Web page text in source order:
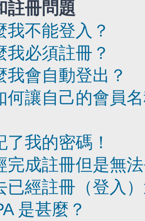
註冊問題
我不能登入？
我必須註冊？
我會自動登出？
何讓自己的會員
了我的密碼！
完成註冊但是無
已經註冊（登入
是甚麼？